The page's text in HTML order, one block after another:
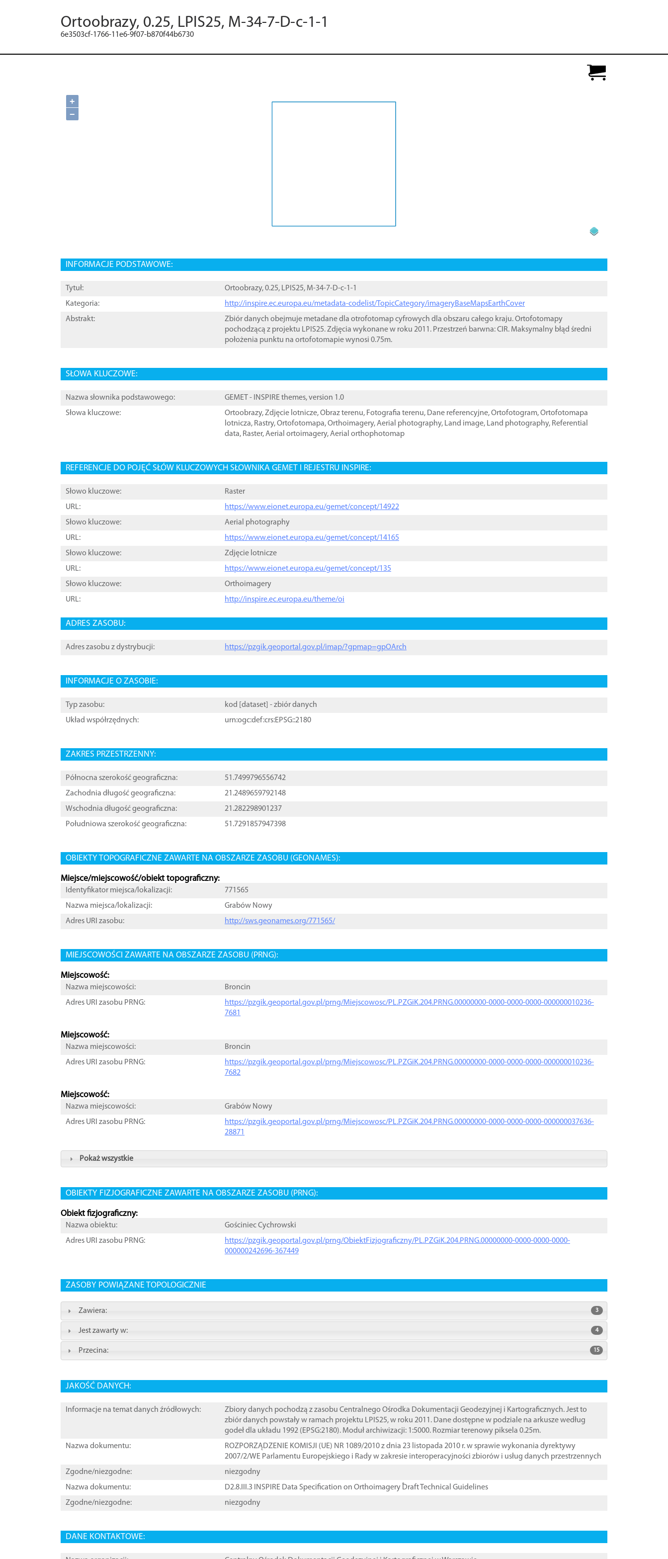
Ortoobrazy, 0.25, LPIS25, M-34-7-D-c-1-1
6e3503cf-1766-11e6-9f07-b870f44b6730
+
−
INFORMACJE PODSTAWOWE:
Tytuł:
Ortoobrazy, 0.25, LPIS25, M-34-7-D-c-1-1
Kategoria:
http://inspire.ec.europa.eu/metadata-codelist/TopicCategory/imageryBaseMapsEarthCover
Abstrakt:
Zbiór danych obejmuje metadane dla otrofotomap cyfrowych dla obszaru całego kraju. Ortofotomapy
pochodzącą z projektu LPIS25. Zdjęcia wykonane w roku 2011. Przestrzeń barwna: CIR. Maksymalny błąd średni
położenia punktu na ortofotomapie wynosi 0.75m.
SŁOWA KLUCZOWE:
Nazwa słownika podstawowego:
GEMET - INSPIRE themes, version 1.0
Słowa kluczowe:
Ortoobrazy,Zdjęcie lotnicze,Obraz terenu, Fotografia terenu, Dane referencyjne,Ortofotogram,Ortofotomapa
lotnicza, Rastry,Ortofotomapa,Orthoimagery,Aerial photography, Land image, Land photography, Referential
data, Raster,Aerial ortoimagery,Aerial orthophotomap
REFERENCJE DO POJĘĆ SŁÓW KLUCZOWYCH SŁOWNIKA GEMET I REJESTRU INSPIRE:
Słowo kluczowe:
Raster
URL:
https://www.eionet.europa.eu/gemet/concept/14922
Słowo kluczowe:
Aerial photography
URL:
https://www.eionet.europa.eu/gemet/concept/14165
Słowo kluczowe:
Zdjęcie lotnicze
URL:
https://www.eionet.europa.eu/gemet/concept/135
Słowo kluczowe:
Orthoimagery
URL:
http://inspire.ec.europa.eu/theme/oi
ADRES ZASOBU:
Adres zasobu z dystrybucji: https://pzgik.geoportal.gov.pl/imap/?gpmap=gpOArch
INFORMACJE O ZASOBIE:
Typ zasobu: kod [ dataset ] - zbiór danych
Układ współrzędnych:
urn:ogc:def:crs:EPSG::2180
ZAKRES PRZESTRZENNY:
Północna szerokość geograficzna:
51.7499796556742
Zachodnia długość geograficzna:
21.2489659792148
Wschodnia długość geograficzna:
21.282298901237
Południowa szerokość geograficzna:
51.7291857947398
OBIEKTY TOPOGRAFICZNE ZAWARTE NA OBSZARZE ZASOBU (GEONAMES):
Miejsce/miejscowość/obiekt topograficzny:
Identyfikator miejsca/lokalizacji:
771565
Nazwa miejsca/lokalizacji:
Grabów Nowy
Adres URI zasobu:
http://sws.geonames.org/771565/
MIEJSCOWOŚCI ZAWARTE NA OBSZARZE ZASOBU (PRNG):
Miejscowość:
Nazwa miejscowości:
Broncin
Adres URI zasobu PRNG:
https://pzgik.geoportal.gov.pl/prng/Miejscowosc/PL.PZGiK.204.PRNG.00000000-0000-0000-0000-000000010236-
7681
Miejscowość:
Nazwa miejscowości:
Broncin
Adres URI zasobu PRNG:
https://pzgik.geoportal.gov.pl/prng/Miejscowosc/PL.PZGiK.204.PRNG.00000000-0000-0000-0000-000000010236-
7682
Miejscowość:
Nazwa miejscowości:
Grabów Nowy
Adres URI zasobu PRNG:
https://pzgik.geoportal.gov.pl/prng/Miejscowosc/PL.PZGiK.204.PRNG.00000000-0000-0000-0000-000000037636-
28871
Pokaż wszystkie
OBIEKTY FIZJOGRAFICZNE ZAWARTE NA OBSZARZE ZASOBU (PRNG):
Obiekt fizjograficzny:
Nazwa obiektu:
Gościniec Cychrowski
Adres URI zasobu PRNG:
https://pzgik.geoportal.gov.pl/prng/ObiektFizjograficzny/PL.PZGiK.204.PRNG.00000000-0000-0000-0000-
000000242696-367449
ZASOBY POWIĄZANE TOPOLOGICZNIE
Zawiera: 3
Jest zawarty w: 4
Przecina: 15
JAKOŚĆ DANYCH:
Informacje na temat danych źródłowych:
Zbiory danych pochodzą z zasobu Centralnego Ośrodka Dokumentacji Geodezyjnej i Kartograficznych. Jest to
zbiór danych powstały w ramach projektu LPIS25, w roku 2011. Dane dostępne w podziale na arkusze według
godeł dla układu 1992 (EPSG:2180). Moduł archiwizacji: 1:5000. Rozmiar terenowy piksela 0.25m.
Nazwa dokumentu:
ROZPORZĄDZENIE KOMISJI (UE) NR 1089/2010 z dnia 23 listopada 2010 r. w sprawie wykonania dyrektywy
2007/2/WE Parlamentu Europejskiego i Rady w zakresie interoperacyjności zbiorów i usług danych przestrzennych
Zgodne/niezgodne:
niezgodny
Nazwa dokumentu:
D2.8.III.3 INSPIRE Data Specification on Orthoimagery ֠Draft Technical Guidelines
Zgodne/niezgodne:
niezgodny
DANE KONTAKTOWE: